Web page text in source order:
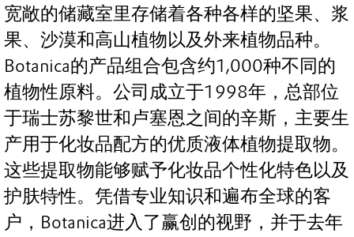
宽敞的储藏室里存储着各种各样的坚果、浆
果、沙漠和高山植物以及外来植物品种。
Botanica的产品组合包含约1,000种不同的
植物性原料。公司成立于1998年，总部位
于瑞士苏黎世和卢塞恩之间的辛斯，主要生
产用于化妆品配方的优质液体植物提取物。
这些提取物能够赋予化妆品个性化特色以及
护肤特性。凭借专业知识和遍布全球的客
户，Botanica进入了赢创的视野，并于去年